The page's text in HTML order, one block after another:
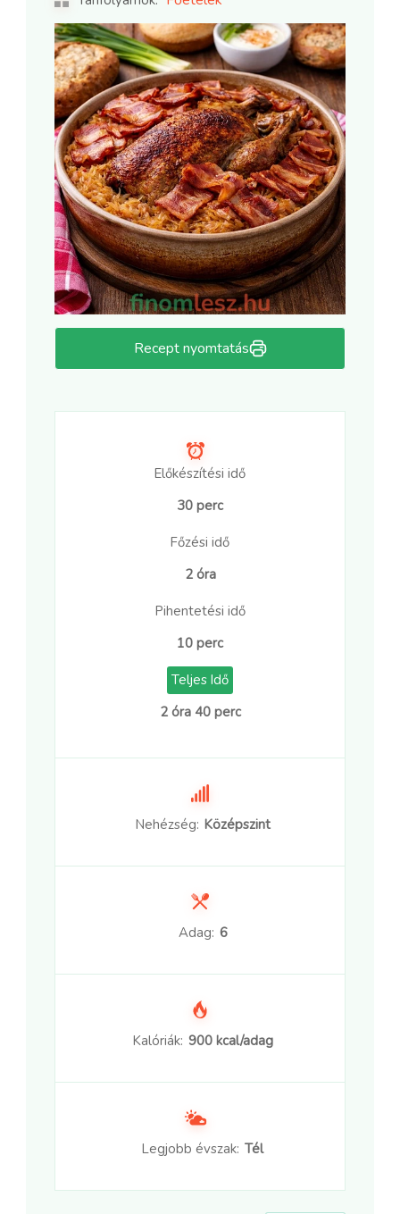
Recept nyomtatás
Előkészítési idő
30 perc
Főzési idő
2 óra
Pihentetési idő
10 perc
Teljes Idő
2 óra 40 perc
Nehézség: Középszint
Adag: 6
Kalóriák: 900 kcal/adag
Legjobb évszak: Tél